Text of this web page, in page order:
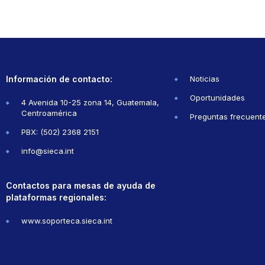
Información de contacto:
4 Avenida 10-25 zona 14, Guatemala,
Centroamérica
PBX: (502) 2368 2151
info@sieca.int
Contactos para mesas de ayuda de
plataformas regionales:
www.soporteca.sieca.int
Noticias
Oportunidades
Preguntas